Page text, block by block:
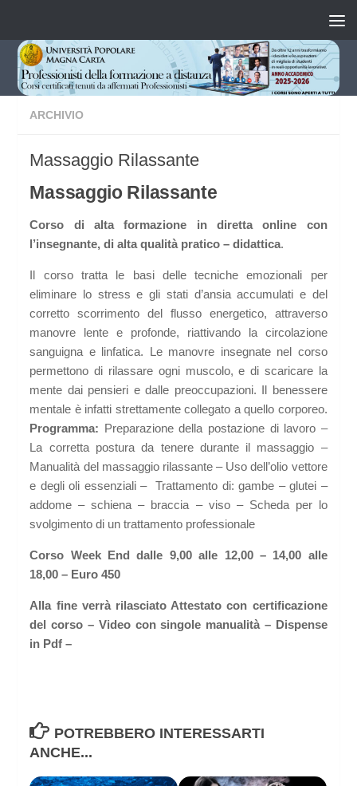
ARCHIVIO
Massaggio Rilassante
Massaggio Rilassante
Corso di alta formazione in diretta online con
l’insegnante, di alta qualità pratico – didattica.
Il corso tratta le basi delle tecniche emozionali per
eliminare lo stress e gli stati d’ansia accumulati e del
corretto scorrimento del flusso energetico, attraverso
manovre lente e profonde, riattivando la circolazione
sanguigna e linfatica. Le manovre insegnate nel corso
permettono di rilassare ogni muscolo, e di scaricare la
mente dai pensieri e dalle preoccupazioni. Il benessere
mentale è infatti strettamente collegato a quello corporeo.
Programma: Preparazione della postazione di lavoro –
La corretta postura da tenere durante il massaggio –
Manualità del massaggio rilassante – Uso dell’olio vettore
e degli oli essenziali – Trattamento di: gambe – glutei –
addome – schiena – braccia – viso – Scheda per lo
svolgimento di un trattamento professionale
Corso Week End dalle 9,00 alle 12,00 – 14,00 alle
18,00 – Euro 450
Alla fine verrà rilasciato Attestato con certificazione
del corso – Video con singole manualità – Dispense
in Pdf –
POTREBBERO INTERESSARTI
ANCHE...